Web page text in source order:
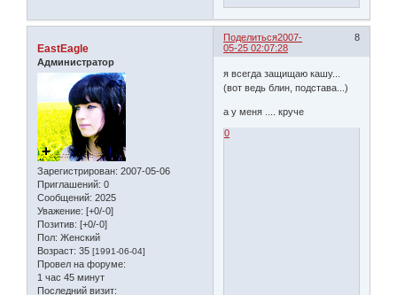
Поделиться 8
2007-
05-25 02:07:28
EastEagle
Администратор
Зарегистрирован: 2007-05-06
Приглашений: 0
Сообщений: 2025
Уважение: [+0/-0]
Позитив: [+0/-0]
Пол: Женский
Возраст: 35 [1991-06-04]
Провел на форуме:
1 час 45 минут
Последний визит:
я всегда защищаю кашу...
(вот ведь блин, подстава...)
а у меня .... круче
0